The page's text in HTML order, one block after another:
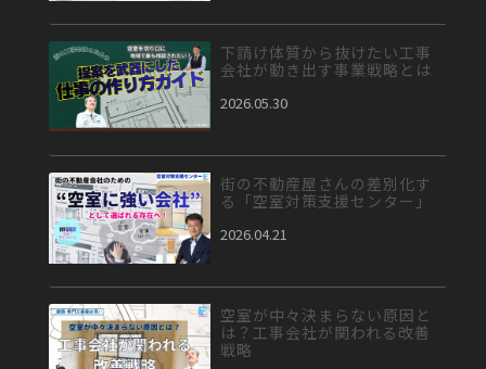
下請け体質から抜けたい工事
会社が動き出す事業戦略とは
2026.05.30
街の不動産屋さんの差別化す
る「空室対策支援センター」
2026.04.21
空室が中々決まらない原因と
は？工事会社が関われる改善
戦略